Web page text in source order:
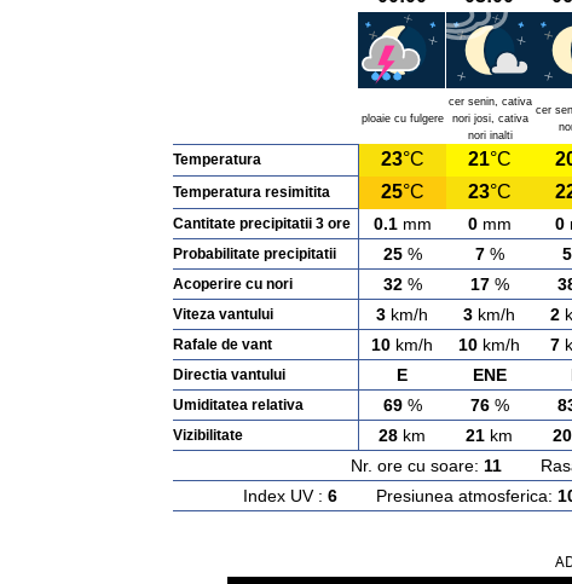
ploaie cu fulgere
cer senin, cativa
nori josi, cativa
nori inalti
cer
Temperatura 23°C 21°C
Temperatura resimitita 25°C 23°C
Cantitate precipitatii 3 ore 0.1mm 0mm 0
Probabilitate precipitatii 25% 7% 5
Acoperire cu nori 32% 17%
Viteza vantului 3 km/h 3 km/h 2
Rafale de vant 10 km/h 10 km/h 7
Directia vantului E ENE
Umiditatea relativa 69% 76%
Vizibilitate 28 km 21 km 20
Nr. ore cu soare: 11
Index UV : 6 Presiunea atmosferica: